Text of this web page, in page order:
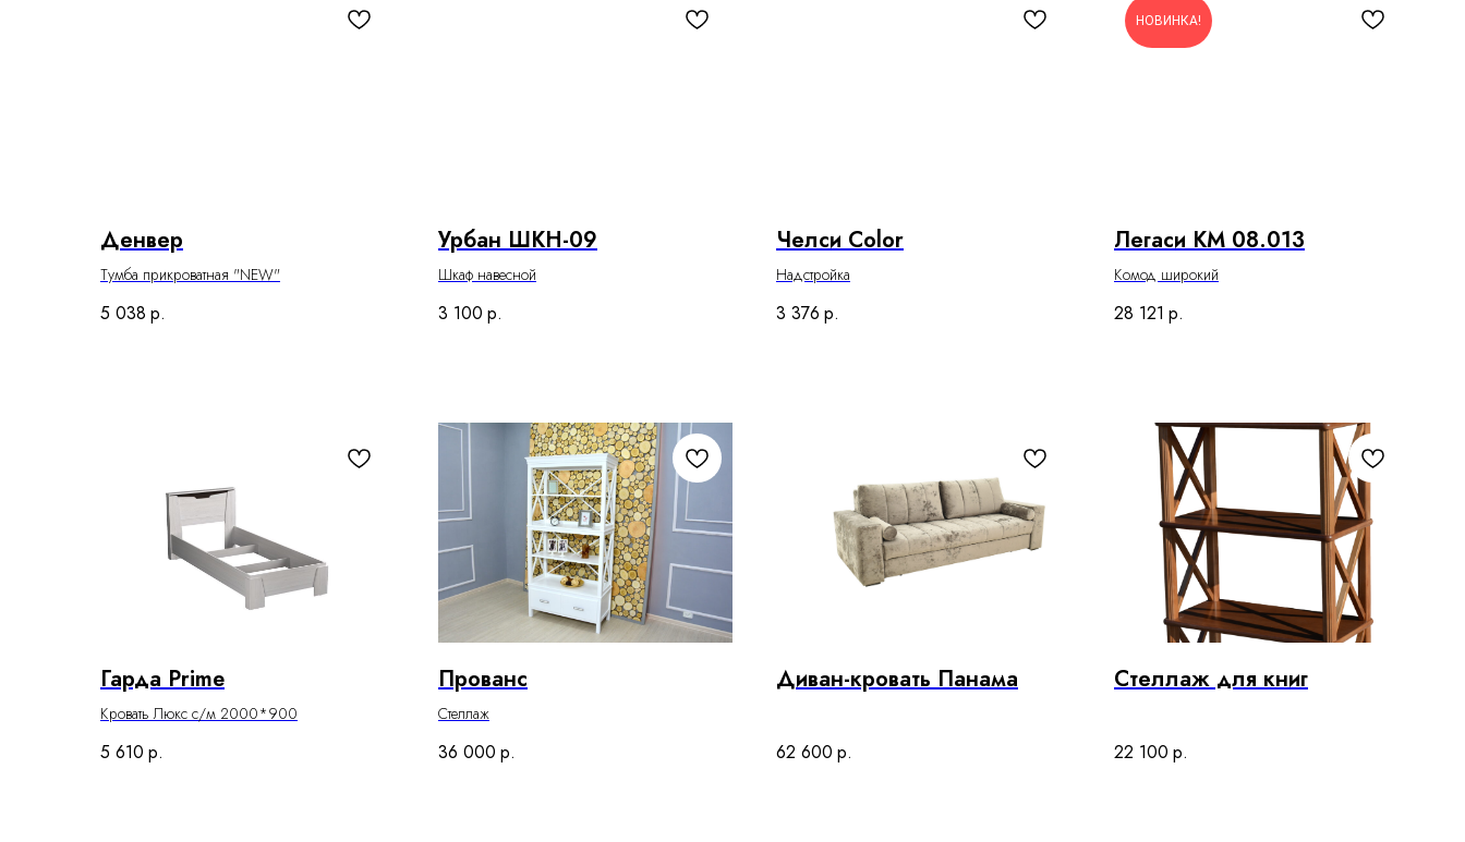
Денвер
Тумба прикроватная "NEW"
5 038 р.
Урбан ШКН-09
Шкаф навесной
3 100 р.
Челси Color
Надстройка
3 376 р.
НОВИНКА!
Легаси КМ 08.013
Комод широкий
28 121 р.
Гарда Prime
Кровать Люкс с/м 2000*900
5 610 р.
Прованс
Стеллаж
36 000 р.
Диван-кровать Панама
62 600 р.
Стеллаж для книг
22 100 р.